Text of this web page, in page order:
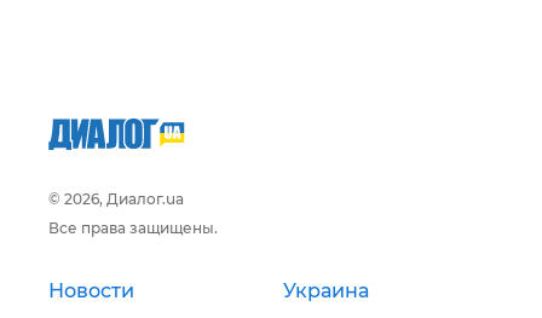
© 2026, Диалог.ua
Все права защищены.
Новости Украина